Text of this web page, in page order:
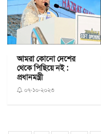
আমরা কোনো দেশের
থেকে পিছিয়ে নই :
প্রধানমন্ত্রী
০৭-১০-২০২৩